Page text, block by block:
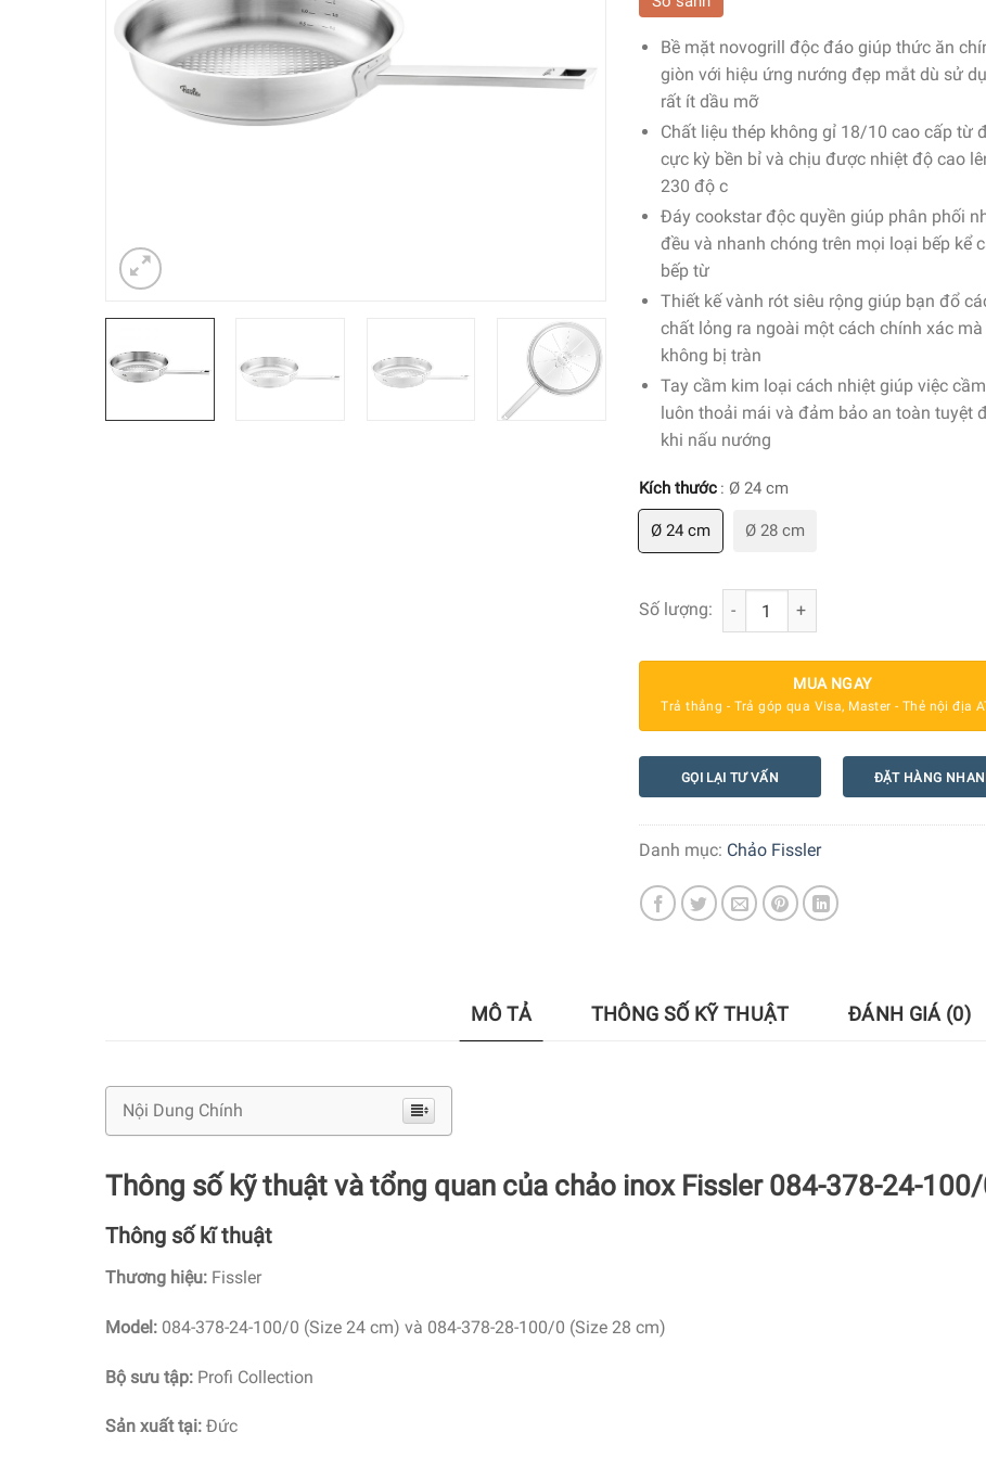
Bề mặt novogrill độc đáo giúp thức ăn
giòn với hiệu ứng nướng đẹp mắt dù sử
rất ít dầu mỡ
Chất liệu thép không gỉ 18/10 cao cấp từ
cực kỳ bền bỉ và chịu được nhiệt độ cao
230 độ c
Đáy cookstar độc quyền giúp phân phối
đều và nhanh chóng trên mọi loại bếp kể
bếp từ
Thiết kế vành rót siêu rộng giúp bạn đổ
chất lỏng ra ngoài một cách chính xác mà
không bị tràn
Tay cầm kim loại cách nhiệt giúp việc
luôn thoải mái và đảm bảo an toàn tuyệt
khi nấu nướng
Kích thước : Ø 24 cm
Ø 24 cm Ø 28 cm
Số lượng: Chảo inox Fissler 084-378-24-100/0
MUA NGAY
Trả thẳng - Trả góp qua Visa, Master - Thẻ nội địa
GỌI LẠI TƯ VẤN ĐẶT HÀNG
Danh mục: Chảo Fissler
MÔ TẢ THÔNG SỐ KỸ THUẬT ĐÁNH GIÁ (0)
Nội Dung Chính
Thông số kỹ thuật và tổng quan của chảo inox Fissler 084-378-24-
Thông số kĩ thuật
Thương hiệu: Fissler
Model: 084-378-24-100/0 (Size 24 cm) và 084-378-28-100/0 (Size 28 cm)
Bộ sưu tập: Profi Collection
Sản xuất tại: Đức